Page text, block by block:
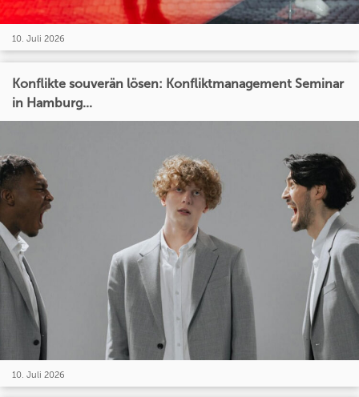
10. Juli 2026
Konflikte souverän lösen: Konfliktmanagement Seminar
in Hamburg...
10. Juli 2026